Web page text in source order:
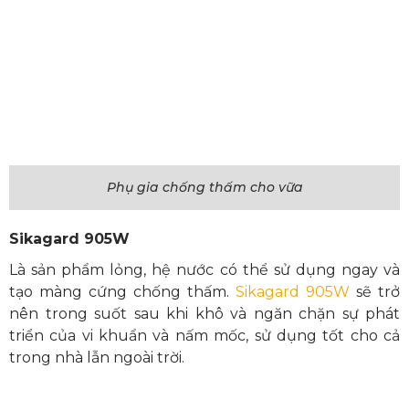
Phụ gia chống thấm cho vữa
Sikagard 905W
Là sản phẩm lỏng, hệ nước có thể sử dụng ngay và
tạo màng cứng chống thấm. Sikagard 905W sẽ trở
nên trong suốt sau khi khô và ngăn chặn sự phát
triển của vi khuẩn và nấm mốc, sử dụng tốt cho cả
trong nhà lẫn ngoài trời.